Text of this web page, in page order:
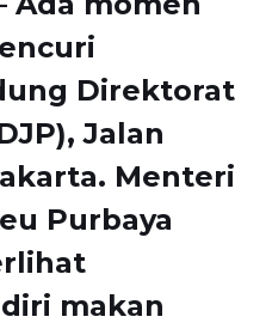
Direktorat
Jalan
Menteri
Purbaya
makan